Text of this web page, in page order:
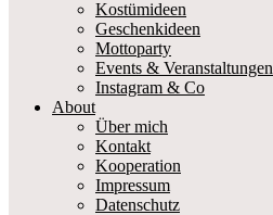
Kostümideen
Geschenkideen
Mottoparty
Events & Veranstaltungen
Instagram & Co
About
Über mich
Kontakt
Kooperation
Impressum
Datenschutz